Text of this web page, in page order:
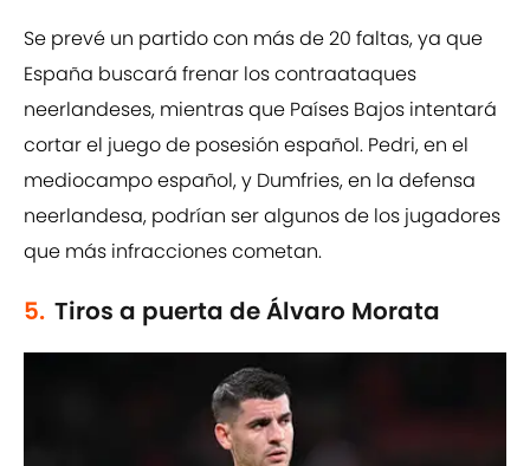
Se prevé un partido con más de 20 faltas, ya que
España buscará frenar los contraataques
neerlandeses, mientras que Países Bajos intentará
cortar el juego de posesión español. Pedri, en el
mediocampo español, y Dumfries, en la defensa
neerlandesa, podrían ser algunos de los jugadores
que más infracciones cometan.
5. Tiros a puerta de Álvaro Morata